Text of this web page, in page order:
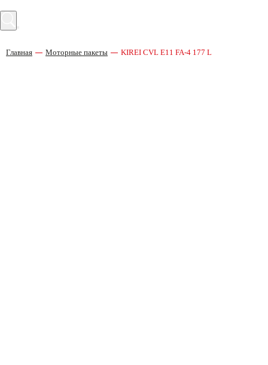
Главная Моторные пакеты KIREI CVL E11 FA-4 177 L